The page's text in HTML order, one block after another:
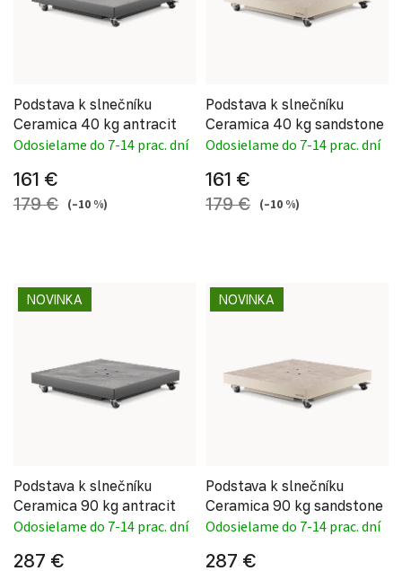
Podstava k slnečníku
Ceramica 40 kg antracit
Odosielame do 7-14 prac. dní
161 €
179 € (–10 %)
Podstava k slnečníku
Ceramica 40 kg sandstone
Odosielame do 7-14 prac. dní
161 €
179 € (–10 %)
NOVINKA
Podstava k slnečníku
Ceramica 90 kg antracit
Odosielame do 7-14 prac. dní
287 €
NOVINKA
Podstava k slnečníku
Ceramica 90 kg sandstone
Odosielame do 7-14 prac. dní
287 €